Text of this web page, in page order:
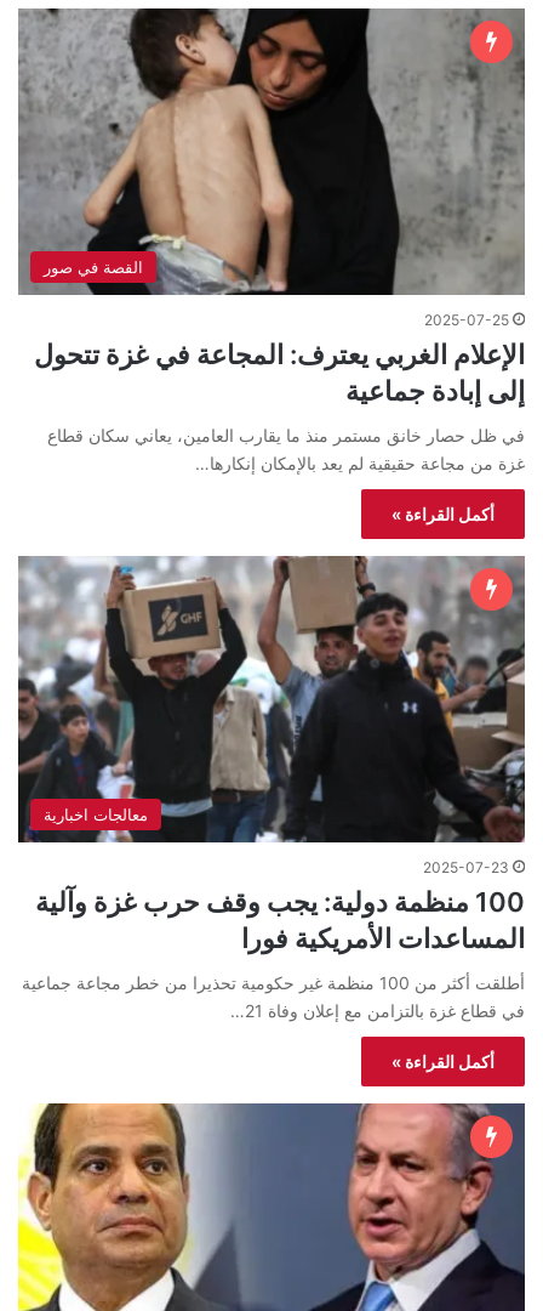
القصة في صور
2025-07-25
الإعلام الغربي يعترف: المجاعة في غزة تتحول
إلى إبادة جماعية
في ظل حصار خانق مستمر منذ ما يقارب العامين، يعاني سكان قطاع
غزة من مجاعة حقيقية لم يعد بالإمكان إنكارها…
أكمل القراءة »
معالجات اخبارية
2025-07-23
100 منظمة دولية: يجب وقف حرب غزة وآلية
المساعدات الأمريكية فورا
أطلقت أكثر من 100 منظمة غير حكومية تحذيرا من خطر مجاعة جماعية
في قطاع غزة بالتزامن مع إعلان وفاة 21…
أكمل القراءة »